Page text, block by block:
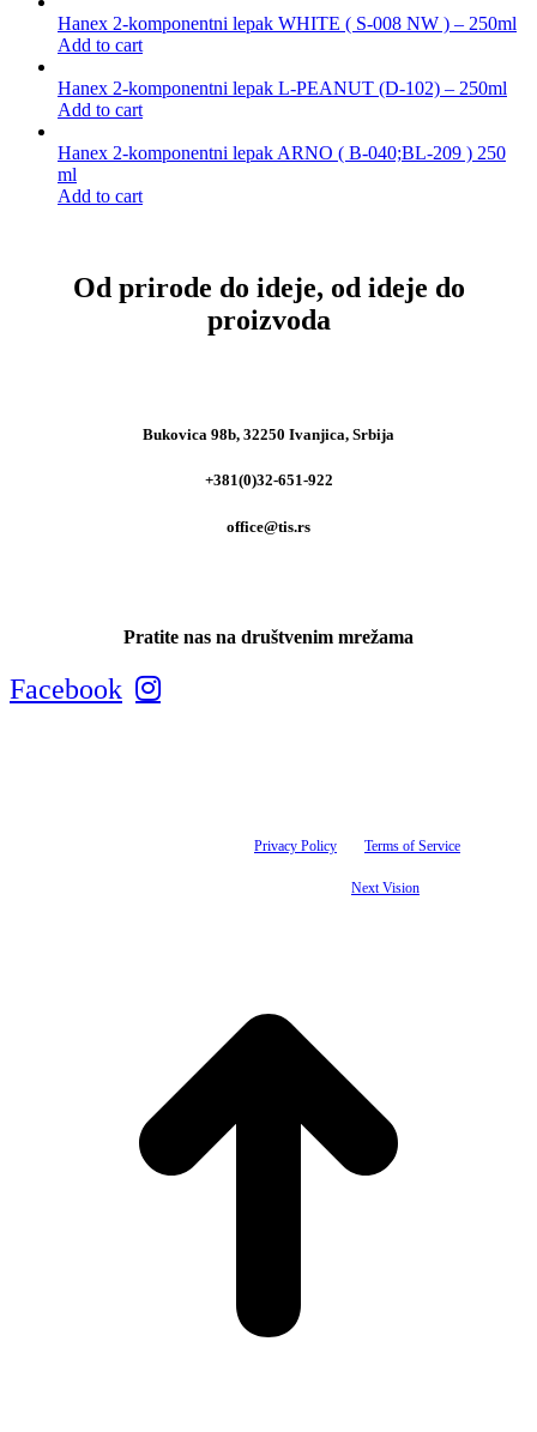
Hanex 2-komponentni lepak WHITE ( S-008 NW ) – 250ml
Add to cart
Hanex 2-komponentni lepak L-PEANUT (D-102) – 250ml
Add to cart
Hanex 2-komponentni lepak ARNO ( B-040;BL-209 ) 250
ml
Add to cart
Od prirode do ideje, od ideje do
proizvoda
Bukovica 98b, 32250 Ivanjica, Srbija
+381(0)32-651-922
office@tis.rs
Pratite nas na društvenim mrežama
Facebook
Privacy Policy Terms of Service
Next Vision